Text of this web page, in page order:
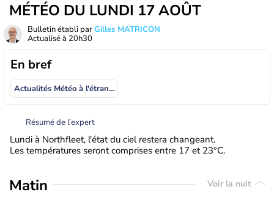
MÉTÉO DU LUNDI 17 AOÛT
Bulletin établi parGilles MATRICON
Actualisé à 20h30
En bref
Actualités Météo à l'étranger
Résumé de l’expert
Lundi à Northfleet, l'état du ciel restera changeant.
Les températures seront comprises entre 17 et 23°C.
Matin Voir la nuit